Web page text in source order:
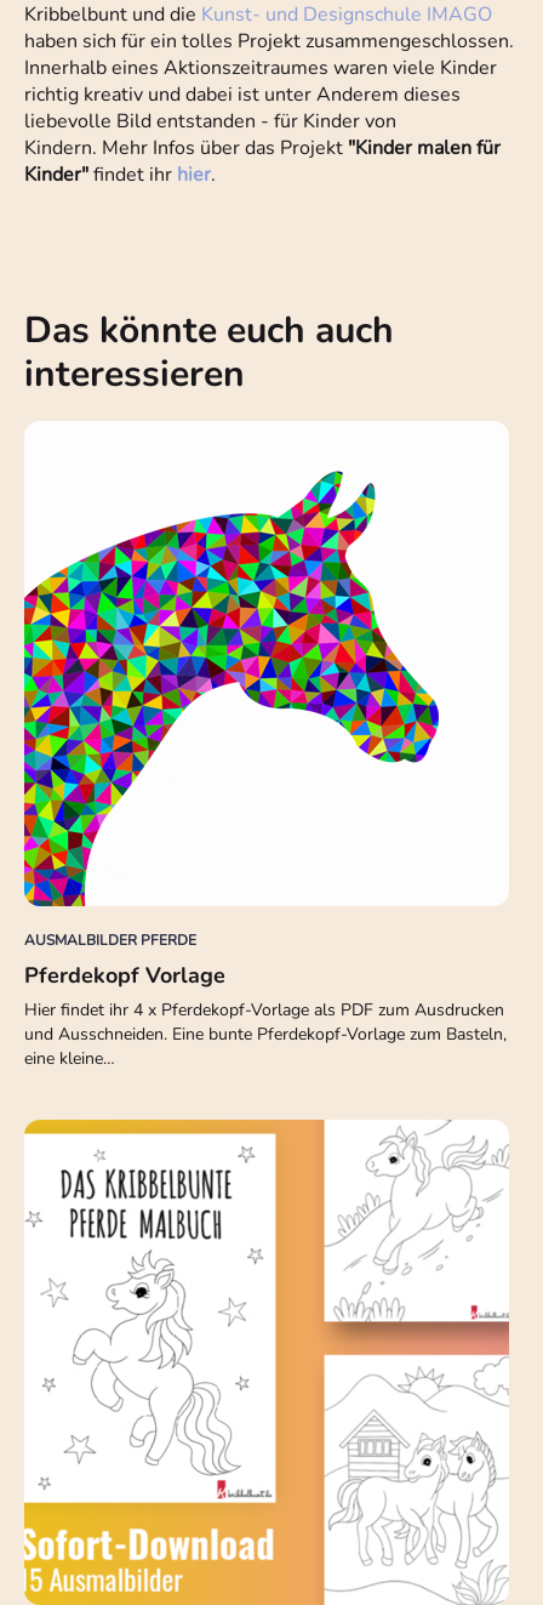
Kribbelbunt und die Kunst- und Designschule IMAGO
haben sich für ein tolles Projekt zusammengeschlossen.
Innerhalb eines Aktionszeitraumes waren viele Kinder
richtig kreativ und dabei ist unter Anderem dieses
liebevolle Bild entstanden - für Kinder von
Kindern. Mehr Infos über das Projekt "Kinder malen für
Kinder"findet ihr hier.
Das könnte euch auch
interessieren
AUSMALBILDER PFERDE
Pferdekopf Vorlage
Hier findet ihr 4 x Pferdekopf-Vorlage als PDF zum Ausdrucken
und Ausschneiden. Eine bunte Pferdekopf-Vorlage zum Basteln,
eine kleine…